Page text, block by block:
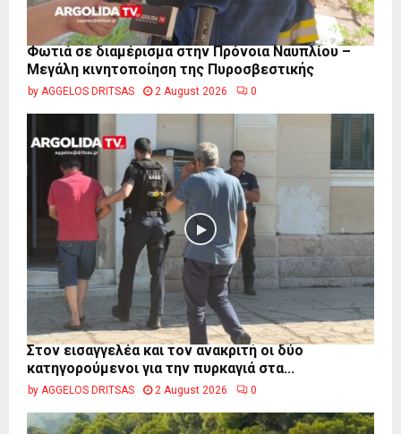
Φωτιά σε διαμέρισμα στην Πρόνοια Ναυπλίου –
Μεγάλη κινητοποίηση της Πυροσβεστικής
by AGGELOS DRITSAS 2 August 2026 0
Στον εισαγγελέα και τον ανακριτή οι δύο
κατηγορούμενοι για την πυρκαγιά στα...
by AGGELOS DRITSAS 2 August 2026 0